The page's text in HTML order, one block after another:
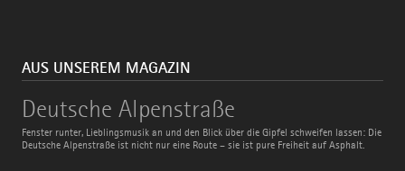
AUS UNSEREM MAGAZIN
Deutsche Alpenstraße
Fenster runter, Lieblingsmusik an und den Blick über die Gipfel schweifen lassen: Die
Deutsche Alpenstraße ist nicht nur eine Route – sie ist pure Freiheit auf Asphalt.
Deutsche
Alpenstraße